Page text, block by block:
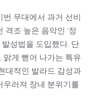
번 무대에서 과거 선비
격조 높은 음악인 ‘정
발성법을 도입했다. 단
맑게 뻗어 나가는 특유
대적인 발라드 감성과
우러져 장내 분위기를